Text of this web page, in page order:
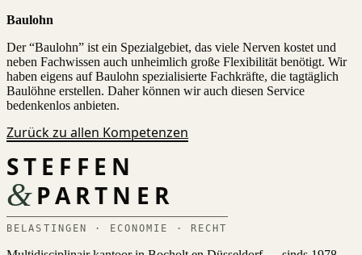
Baulohn
Der “Baulohn” ist ein Spezialgebiet, das viele Nerven kostet und
neben Fachwissen auch unheimlich große Flexibilität benötigt. Wir
haben eigens auf Baulohn spezialisierte Fachkräfte, die tagtäglich
Baulöhne erstellen. Daher können wir auch diesen Service
bedenkenlos anbieten.
Zurück zu allen Kompetenzen
STEFFEN
&PARTNER
BELASTINGEN · ECONOMIE · RECHT